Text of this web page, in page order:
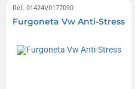
Réf. 01424V0177090
Furgoneta Vw Anti-Stress